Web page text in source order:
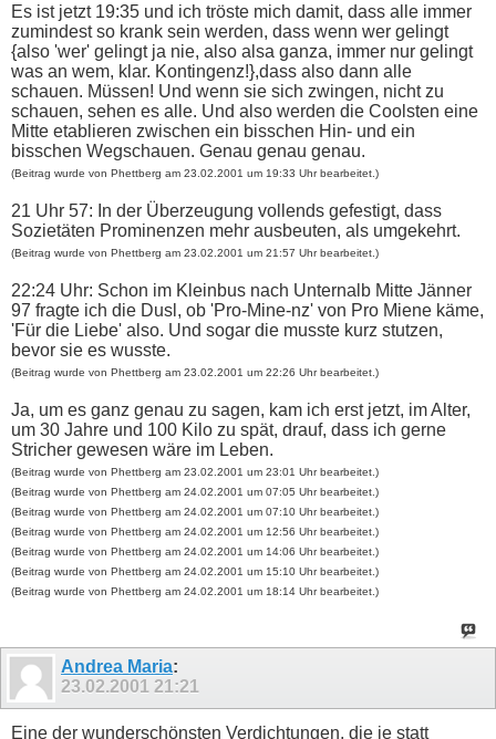
Es ist jetzt 19:35 und ich tröste mich damit, dass alle immer
zumindest so krank sein werden, dass wenn wer gelingt
{also 'wer' gelingt ja nie, also alsa ganza, immer nur gelingt
was an wem, klar. Kontingenz!},dass also dann alle
schauen. Müssen! Und wenn sie sich zwingen, nicht zu
schauen, sehen es alle. Und also werden die Coolsten eine
Mitte etablieren zwischen ein bisschen Hin- und ein
bisschen Wegschauen. Genau genau genau.
(Beitrag wurde von Phettberg am 23.02.2001 um 19:33 Uhr bearbeitet.)
21 Uhr 57: In der Überzeugung vollends gefestigt, dass
Sozietäten Prominenzen mehr ausbeuten, als umgekehrt.
(Beitrag wurde von Phettberg am 23.02.2001 um 21:57 Uhr bearbeitet.)
22:24 Uhr: Schon im Kleinbus nach Unternalb Mitte Jänner
97 fragte ich die Dusl, ob 'Pro-Mine-nz' von Pro Miene käme,
'Für die Liebe' also. Und sogar die musste kurz stutzen,
bevor sie es wusste.
(Beitrag wurde von Phettberg am 23.02.2001 um 22:26 Uhr bearbeitet.)
Ja, um es ganz genau zu sagen, kam ich erst jetzt, im Alter,
um 30 Jahre und 100 Kilo zu spät, drauf, dass ich gerne
Stricher gewesen wäre im Leben.
(Beitrag wurde von Phettberg am 23.02.2001 um 23:01 Uhr bearbeitet.)
(Beitrag wurde von Phettberg am 24.02.2001 um 07:05 Uhr bearbeitet.)
(Beitrag wurde von Phettberg am 24.02.2001 um 07:10 Uhr bearbeitet.)
(Beitrag wurde von Phettberg am 24.02.2001 um 12:56 Uhr bearbeitet.)
(Beitrag wurde von Phettberg am 24.02.2001 um 14:06 Uhr bearbeitet.)
(Beitrag wurde von Phettberg am 24.02.2001 um 15:10 Uhr bearbeitet.)
(Beitrag wurde von Phettberg am 24.02.2001 um 18:14 Uhr bearbeitet.)
Andrea Maria:
23.02.2001 21:21
Eine der wunderschönsten Verdichtungen, die je statt